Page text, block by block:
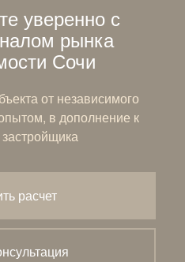
от независимого
в дополнение к
застройщика
уверенно с
рынка
Сочи
расчет